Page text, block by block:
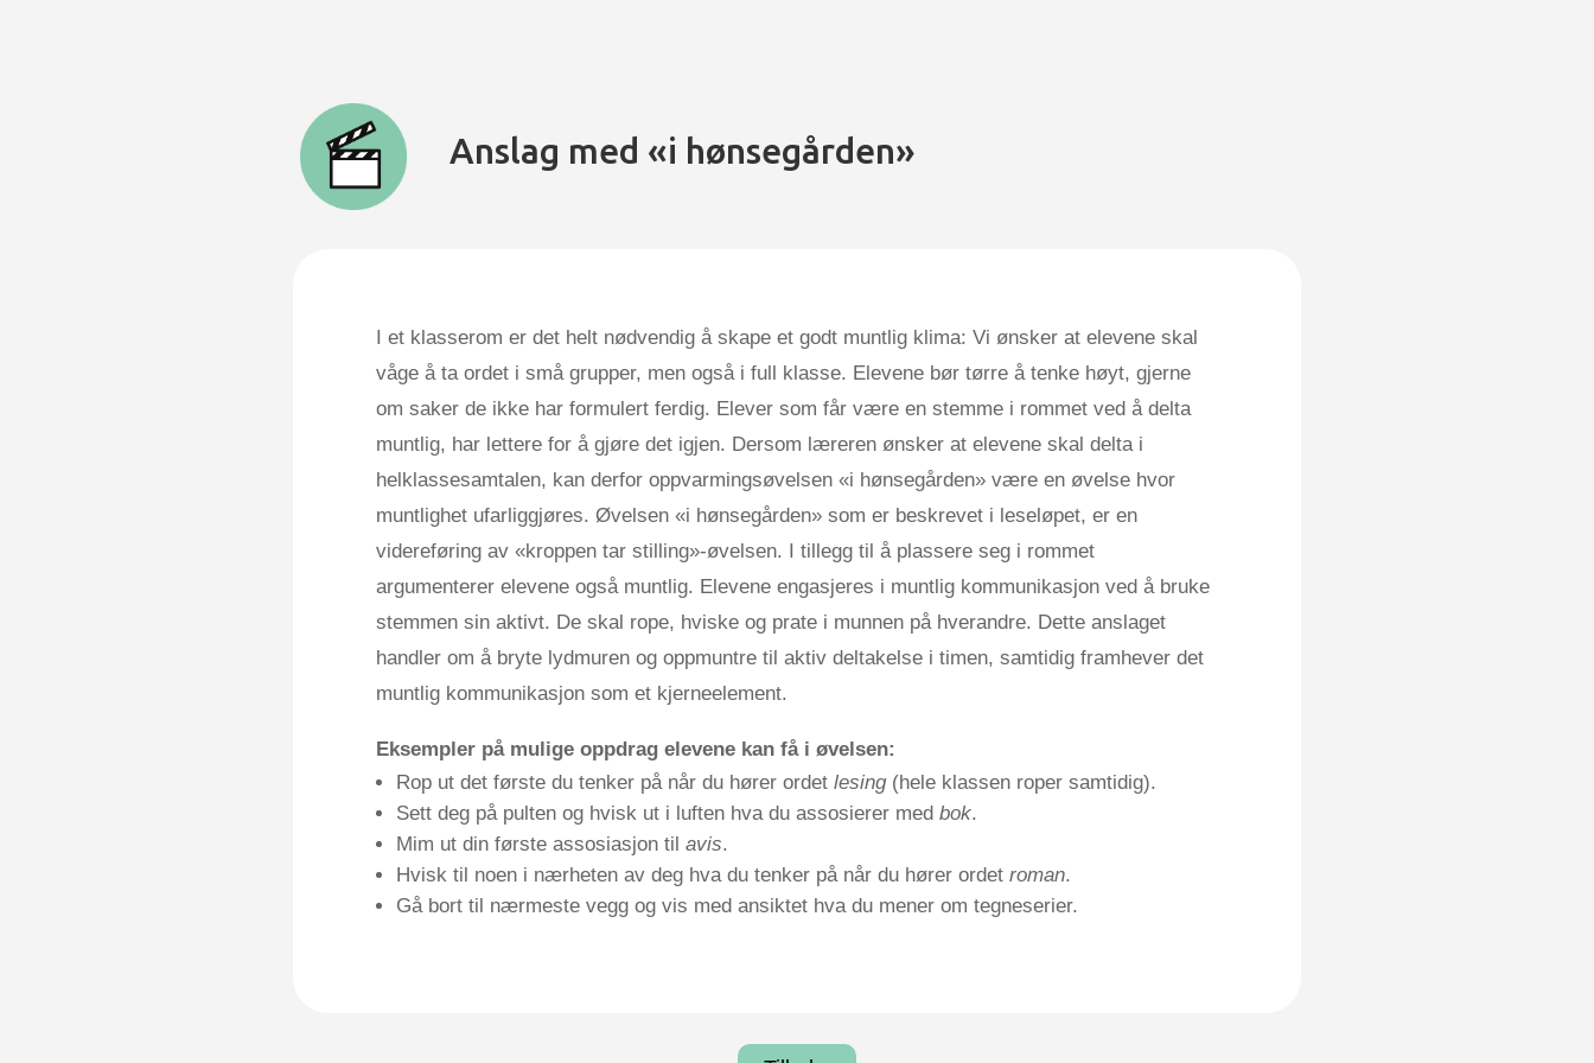
Anslag med «i hønsegården»
I et klasserom er det helt nødvendig å skape et godt muntlig klima: Vi ønsker at elevene skal
våge å ta ordet i små grupper, men også i full klasse. Elevene bør tørre å tenke høyt, gjerne
om saker de ikke har formulert ferdig. Elever som får være en stemme i rommet ved å delta
muntlig, har lettere for å gjøre det igjen. Dersom læreren ønsker at elevene skal delta i
helklassesamtalen, kan derfor oppvarmingsøvelsen «i hønsegården» være en øvelse hvor
muntlighet ufarliggjøres. Øvelsen «i hønsegården» som er beskrevet i leseløpet, er en
videreføring av «kroppen tar stilling»-øvelsen. I tillegg til å plassere seg i rommet
argumenterer elevene også muntlig. Elevene engasjeres i muntlig kommunikasjon ved å bruke
stemmen sin aktivt. De skal rope, hviske og prate i munnen på hverandre. Dette anslaget
handler om å bryte lydmuren og oppmuntre til aktiv deltakelse i timen, samtidig framhever det
muntlig kommunikasjon som et kjerneelement.
Eksempler på mulige oppdrag elevene kan få i øvelsen:
Rop ut det første du tenker på når du hører ordet lesing(hele klassen roper samtidig).
Sett deg på pulten og hvisk ut i luften hva du assosierer med bok.
Mim ut din første assosiasjon til avis.
Hvisk til noen i nærheten av deg hva du tenker på når du hører ordet roman.
Gå bort til nærmeste vegg og vis med ansiktet hva du mener om tegneserier.